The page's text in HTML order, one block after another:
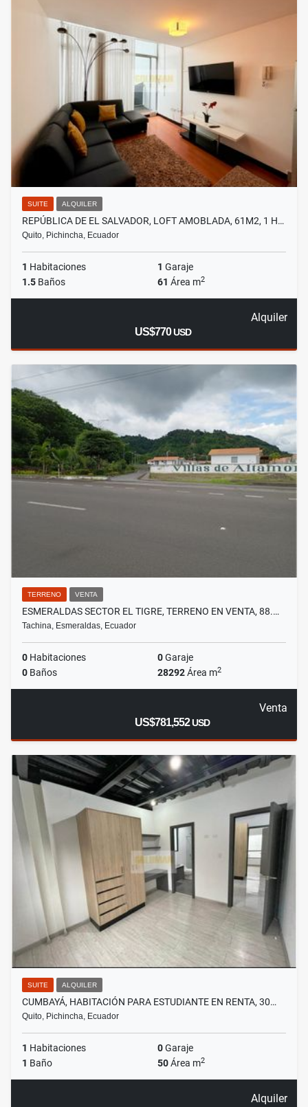
SUITE ALQUILER
REPÚBLICA DE EL SALVADOR, LOFT AMOBLADA, 61M2, 1 H…
Quito, Pichincha, Ecuador
1 Habitaciones 1 Garaje
1.5 Baños 61 Área m2
Alquiler
US$770USD
TERRENO VENTA
ESMERALDAS SECTOR EL TIGRE, TERRENO EN VENTA, 88.…
Tachina, Esmeraldas, Ecuador
0 Habitaciones 0Garaje
0 Baños 28292Área m2
Venta
US$781,552USD
SUITE ALQUILER
CUMBAYÁ, HABITACIÓN PARA ESTUDIANTE EN RENTA, 30…
Quito, Pichincha, Ecuador
1 Habitaciones 0Garaje
1 Baño 50Área m2
Alquiler